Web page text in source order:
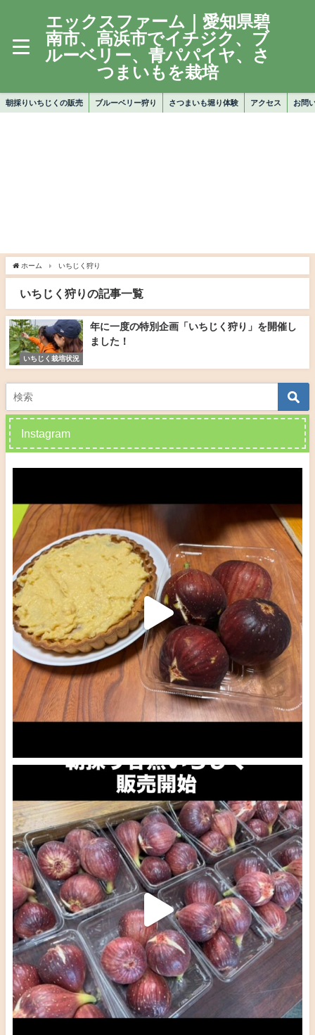
エックスファーム｜愛知県碧
南市、高浜市でイチジク、ブ
ルーベリー、青パパイヤ、さ
つまいもを栽培
朝採りいちじくの販売 ブルーベリー狩り さつまいも堀り体験 アクセス お問
ホーム いちじく狩り
いちじく狩りの記事一覧
いちじく栽培状況
年に一度の特別企画「いちじく狩り」を開催し
ました！
Instagram